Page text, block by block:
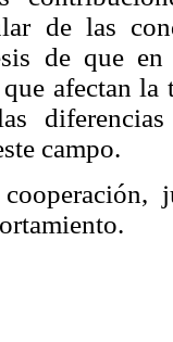
de las
de que
afectan
campo.
cooperación,